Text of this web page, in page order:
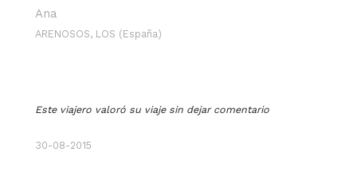
Ana
ARENOSOS, LOS (España)
Este viajero valoró su viaje sin dejar comentario
30-08-2015